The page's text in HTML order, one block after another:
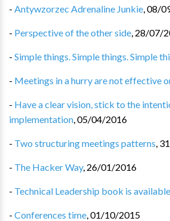
- Antywzorzec Adrenaline Junkie,08/
- Perspective of the other side, 28/07/
- Simple things. Simple things. Simple
- Meetings in a hurry are not effective
- Have a clear vision, stick to the
implementation,05/04/2016
- Two structuring meetings patterns,
- The Hacker Way, 26/01/2016
- Technical Leadership book is available
- Conferences time,01/10/2015